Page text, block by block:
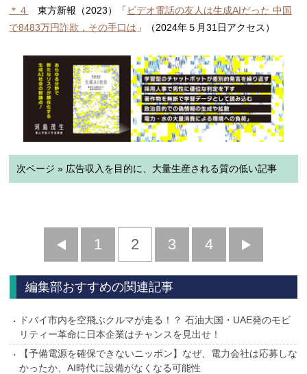
＊４ 東方新報（2023）「 ビデオ電話の友人は生成AIだった 中国
で8483万円詐欺，その手口は 」（2024年５月31日アクセス）
次ページ » 広告収入を目的に、大量生産される質の低い記事
前
へ
1 2 3 4
へ
編集部おすすめの関連記事
ドバイ市内を空飛ぶクルマが走る！？ 石油大国・UAE発のモビ
リティー革命に日本企業はチャンスを見出せ！
【予備電源を確保できないニッポン】なぜ、電力会社は応募しな
かったか、AI時代に設備がなくなる可能性